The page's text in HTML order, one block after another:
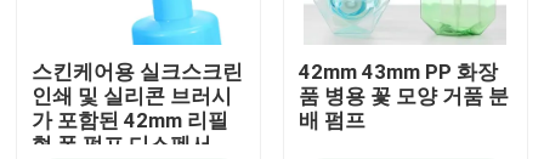
스킨케어용 실크스크린
인쇄 및 실리콘 브러시
가 포함된 42mm 리필
형 폼 펌프 디스펜서
42mm 43mm PP 화장
품 병용 꽃 모양 거품 분
배 펌프